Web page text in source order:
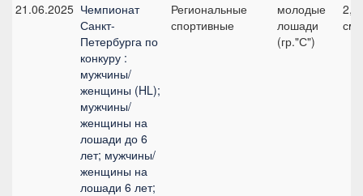
21.06.2025 Чемпионат
Санкт-
Петербурга по
конкуру :
мужчины/
женщины (HL);
мужчины/
женщины на
лошади до 6
лет; мужчины/
женщины на
лошади 6 лет;
Региональные
спортивные
молодые
лошади
(гр."С")
2,
см